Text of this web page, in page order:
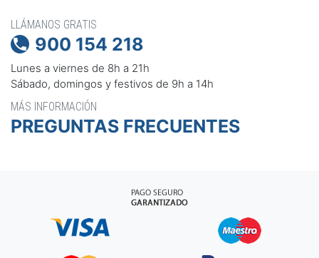
LLÁMANOS GRATIS
 900 154 218
Lunes a viernes de 8h a 21h
Sábado, domingos y festivos de 9h a 14h
MÁS INFORMACIÓN
PREGUNTAS FRECUENTES